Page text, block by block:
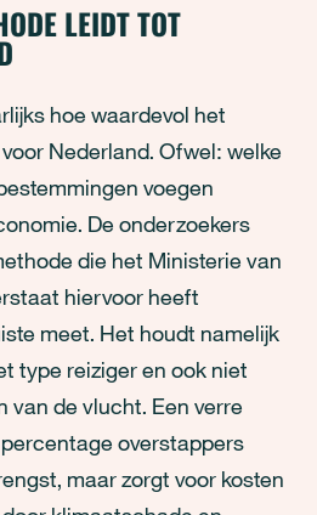
LEIDT TOT
hoe waardevol het
Nederland. Ofwel: welke
voegen
De onderzoekers
die het Ministerie van
hiervoor heeft
meet. Het houdt namelijk
type reiziger en ook niet
van de vlucht. Een verre
overstappers
maar zorgt voor kosten